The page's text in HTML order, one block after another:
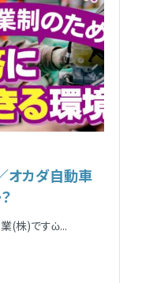
オカダ自動車
(株)ですὠ...